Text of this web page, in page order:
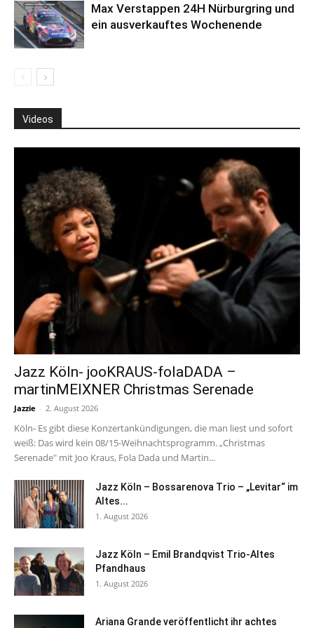
Max Verstappen 24H Nürburgring und
ein ausverkauftes Wochenende
Videos
Jazz Köln- jooKRAUS-folaDADA –
martinMEIXNER Christmas Serenade
Jazzie - 2. August 2026
Köln- Es gibt diese Konzertankündigungen, die man liest und sofort
weiß: Das wird kein 08/15-Weihnachtsprogramm. „Christmas
Serenade" mit Joo Kraus, Fola Dada und Martin...
Jazz Köln – Bossarenova Trio – „Levitar“ im
Altes...
1. August 2026
Jazz Köln – Emil Brandqvist Trio-Altes
Pfandhaus
1. August 2026
Ariana Grande veröffentlicht ihr achtes